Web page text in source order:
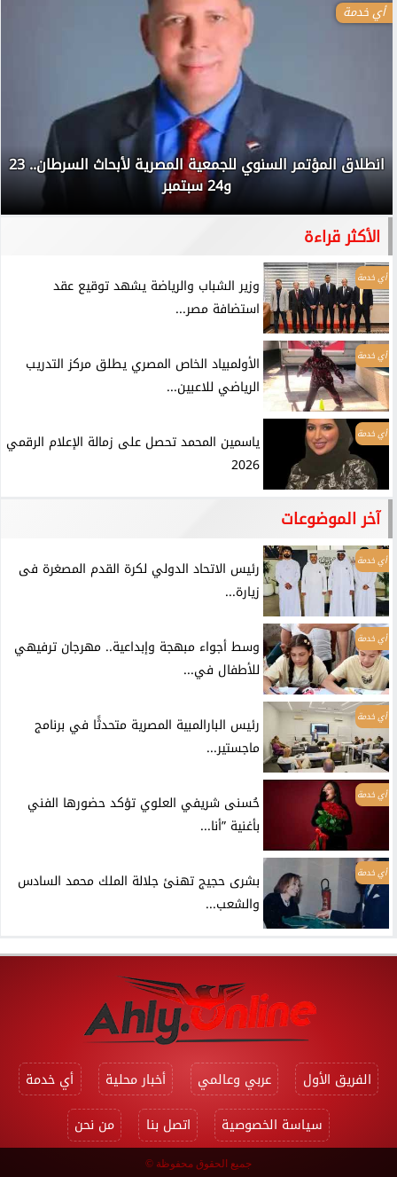
أي خدمة
انطلاق المؤتمر السنوي للجمعية المصرية لأبحاث السرطان.. 23
و24 سبتمبر
الأكثر قراءة
أي خدمة
وزير الشباب والرياضة يشهد توقيع عقد
استضافة مصر...
أي خدمة
الأولمبياد الخاص المصري يطلق مركز التدريب
الرياضي للاعبين...
أي خدمة
ياسمين المحمد تحصل على زمالة الإعلام الرقمي
2026
آخر الموضوعات
أي خدمة
رئيس الاتحاد الدولي لكرة القدم المصغرة فى
زيارة...
أي خدمة
وسط أجواء مبهجة وإبداعية.. مهرجان ترفيهي
للأطفال في...
أي خدمة
رئيس البارالمبية المصرية متحدثًا في برنامج
ماجستير...
أي خدمة
حُسنى شريفي العلوي تؤكد حضورها الفني
بأغنية ”أنا...
أي خدمة
بشرى حجيج تهنئ جلالة الملك محمد السادس
والشعب...
الفريق الأول عربي وعالمي أخبار محلية
أي خدمة
سياسة الخصوصية
اتصل بنا من نحن
جميع الحقوق محفوظة ©